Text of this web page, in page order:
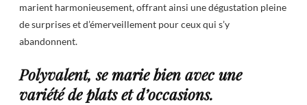
marient harmonieusement, offrant ainsi une dégustation pleine
de surprises et d’émerveillement pour ceux qui s’y
abandonnent.
Polyvalent, se marie bien avec une
variété de plats et d’occasions.